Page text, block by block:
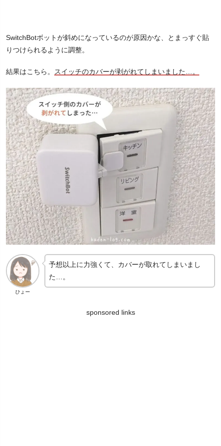
SwitchBotボットが斜めになっているのが原因かな、とまっすぐ貼
りつけられるように調整。
結果はこちら。 スイッチのカバーが剥がれてしまいました…。
ひょー
予想以上に力強くて、カバーが取れてしまいまし
た…。
sponsored links